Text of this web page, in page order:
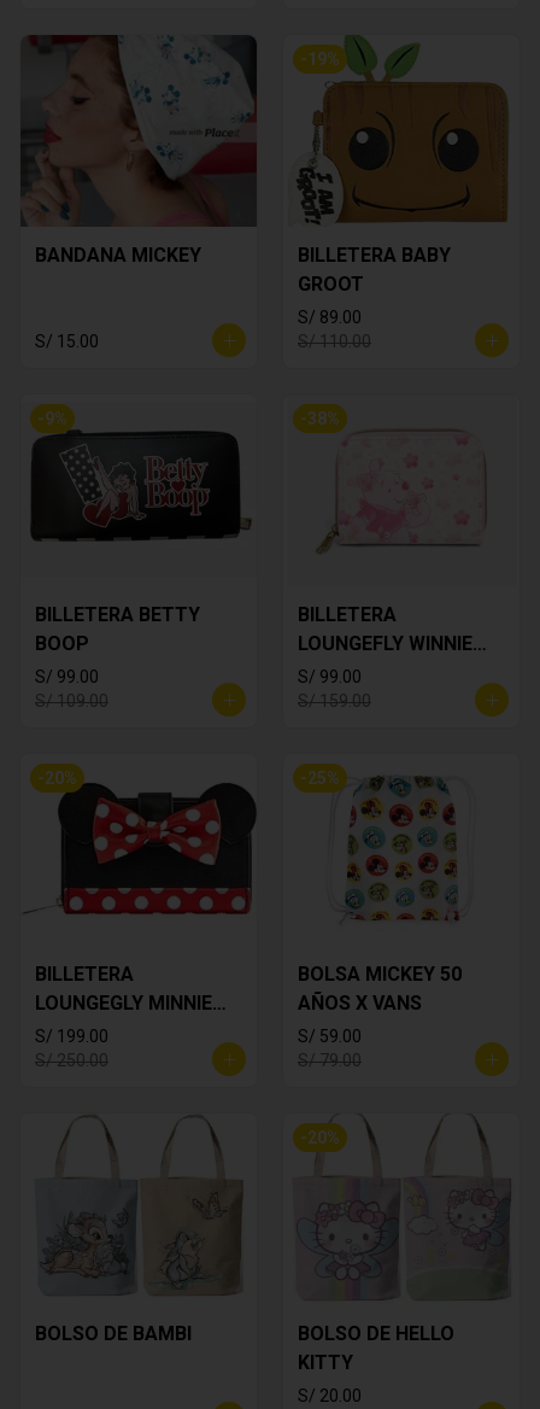
BANDANA MICKEY
S/ 15.00
-19%
BILLETERA BABY
GROOT
S/ 89.00
S/ 110.00
-9%
BILLETERA BETTY
BOOP
S/ 99.00
S/ 109.00
-38%
BILLETERA
LOUNGEFLY WINNIE
THE POOH
S/ 99.00
S/ 159.00
-20%
BILLETERA
LOUNGEGLY MINNIE
MOUSE
S/ 199.00
S/ 250.00
-25%
BOLSA MICKEY 50
AÑOS X VANS
S/ 59.00
S/ 79.00
BOLSO DE BAMBI
-20%
BOLSO DE HELLO
KITTY
S/ 20.00